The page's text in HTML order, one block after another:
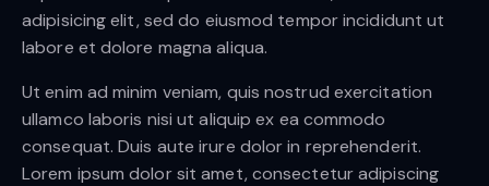
adipisicing elit, sed do eiusmod tempor incididunt ut
labore et dolore magna aliqua.
Ut enim ad minim veniam, quis nostrud exercitation
ullamco laboris nisi ut aliquip ex ea commodo
consequat. Duis aute irure dolor in reprehenderit.
Lorem ipsum dolor sit amet, consectetur adipiscing